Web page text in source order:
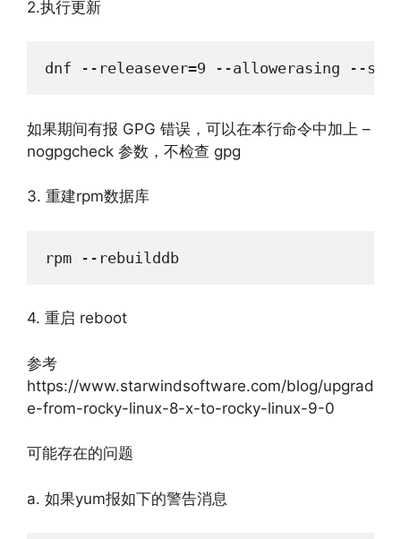
2.执行更新
dnf --releasever=9 --allowerasing --
如果期间有报 GPG 错误，可以在本行命令中加上 –
nogpgcheck 参数，不检查 gpg
3. 重建rpm数据库
rpm --rebuilddb
4. 重启 reboot
参考
https://www.starwindsoftware.com/blog/upgrad
e-from-rocky-linux-8-x-to-rocky-linux-9-0
可能存在的问题
a. 如果yum报如下的警告消息